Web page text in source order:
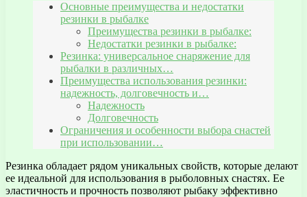
Основные преимущества и недостатки
резинки в рыбалке
Преимущества резинки в рыбалке:
Недостатки резинки в рыбалке:
Резинка: универсальное снаряжение для
рыбалки в различных…
Преимущества использования резинки:
надежность, долговечность и…
Надежность
Долговечность
Ограничения и особенности выбора снастей
при использовании…
Резинка обладает рядом уникальных свойств, которые делают
ее идеальной для использования в рыболовных снастях. Ее
эластичность и прочность позволяют рыбаку эффективно